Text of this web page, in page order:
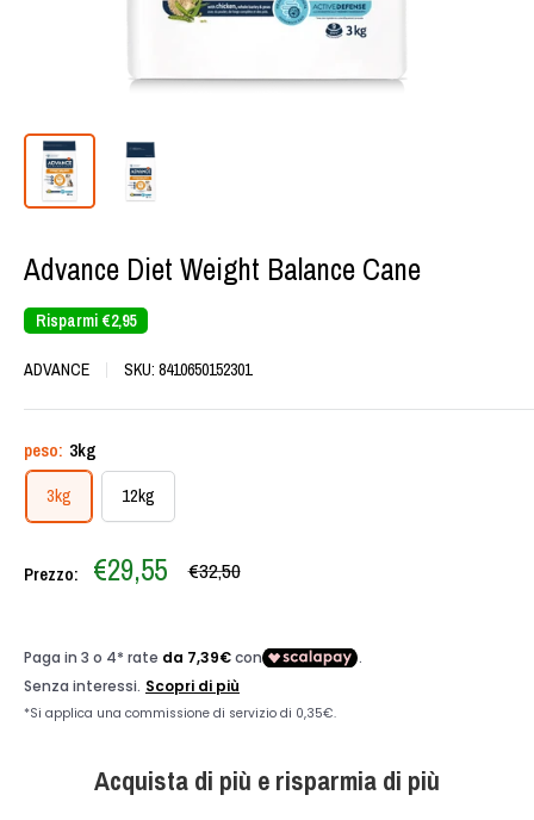
Advance Diet Weight Balance Cane
Risparmi €2,95
ADVANCE SKU: 8410650152301
peso: 3kg
3kg
12kg
Prezzo: Prezzo
€29,55 Prezzo
€32,50
Acquista di più e risparmia di più